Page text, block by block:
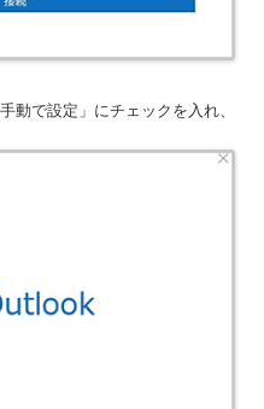
動で設定」にチェックを入れ、